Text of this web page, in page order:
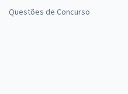
Questões de Concurso